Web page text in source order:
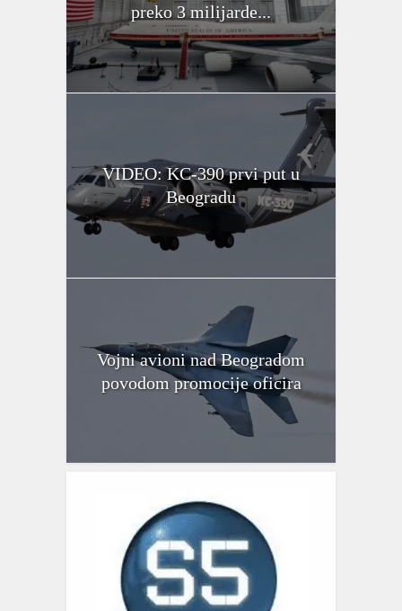
preko 3 milijarde...
VIDEO: KC-390 prvi put u
Beogradu
Vojni avioni nad Beogradom
povodom promocije oficira